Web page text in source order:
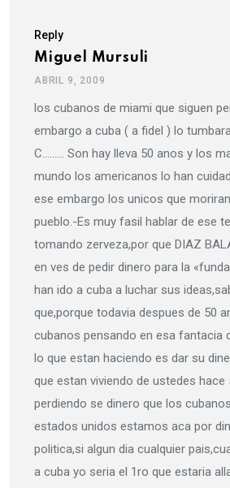
Reply
Miguel Mursuli
ABRIL 9, 2009
los cubanos de miami que siguen
embargo a cuba ( a fidel ) lo
C……… Son hay lleva 50 anos y los
mundo los americanos lo han
ese embargo los unicos que
pueblo.-Es muy fasil hablar de ese
tomando zerveza,por que DIAZ
en ves de pedir dinero para la
han ido a cuba a luchar sus
que,porque todavia despues de 50
cubanos pensando en esa fantacia
lo que estan haciendo es dar su
que estan viviendo de ustedes hace
perdiendo se dinero que los
estados unidos estamos aca por
politica,si algun dia cualquier
a cuba yo seria el 1ro que estaria